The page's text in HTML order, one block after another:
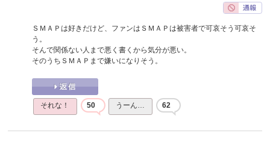
ＳＭＡＰは好きだけど、ファンはＳＭＡＰは被害者で可哀そう可哀そ
う。
そんで関係ない人まで悪く書くから気分が悪い。
そのうちＳＭＡＰまで嫌いになりそう。
それな！ 50 うーん… 62